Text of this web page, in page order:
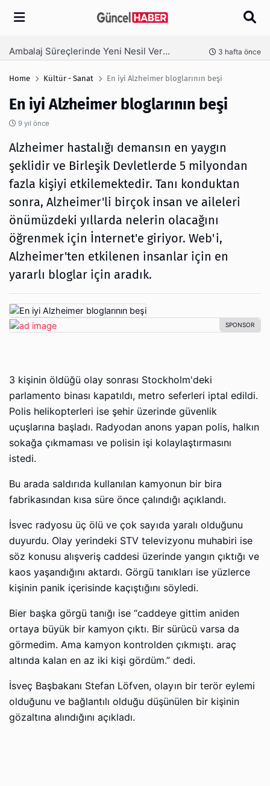
Arama
Ambalaj Süreçlerinde Yeni Nesil Verimliliği Olimpack ile Yakalayın 3 hafta önce
Home Kültür - Sanat En iyi Alzheimer bloglarının beşi
En iyi Alzheimer bloglarının beşi
9 yıl önce
Alzheimer hastalığı demansın en yaygın
şeklidir ve Birleşik Devletlerde 5 milyondan
fazla kişiyi etkilemektedir. Tanı konduktan
sonra, Alzheimer'li birçok insan ve aileleri
önümüzdeki yıllarda nelerin olacağını
öğrenmek için İnternet'e giriyor. Web'i,
Alzheimer'ten etkilenen insanlar için en
yararlı bloglar için aradık.
3 kişinin öldüğü olay sonrası Stockholm'deki
parlamento binası kapatıldı, metro seferleri iptal edildi.
Polis helikopterleri ise şehir üzerinde güvenlik
uçuşlarına başladı. Radyodan anons yapan polis, halkın
sokağa çıkmaması ve polisin işi kolaylaştırmasını
istedi.
Bu arada saldırıda kullanılan kamyonun bir bira
fabrikasından kısa süre önce çalındığı açıklandı.
İsvec radyosu üç ölü ve çok sayıda yaralı olduğunu
duyurdu. Olay yerindeki STV televizyonu muhabiri ise
söz konusu alışveriş caddesi üzerinde yangın çıktığı ve
kaos yaşandığını aktardı. Görgü tanıkları ise yüzlerce
kişinin panik içerisinde kaçıştığını söyledi.
Bier başka görgü tanığı ise “caddeye gittim aniden
ortaya büyük bir kamyon çıktı. Bir sürücü varsa da
görmedim. Ama kamyon kontrolden çıkmıştı. araç
altında kalan en az iki kişi gördüm.” dedi.
İsveç Başbakanı Stefan Löfven, olayın bir terör eylemi
olduğunu ve bağlantılı olduğu düşünülen bir kişinin
gözaltına alındığını açıkladı.